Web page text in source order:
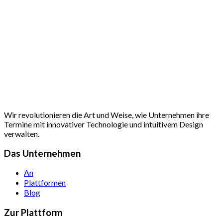
Wir revolutionieren die Art und Weise, wie Unternehmen ihre
Termine mit innovativer Technologie und intuitivem Design
verwalten.
Das Unternehmen
An
Plattformen
Blog
Zur Plattform